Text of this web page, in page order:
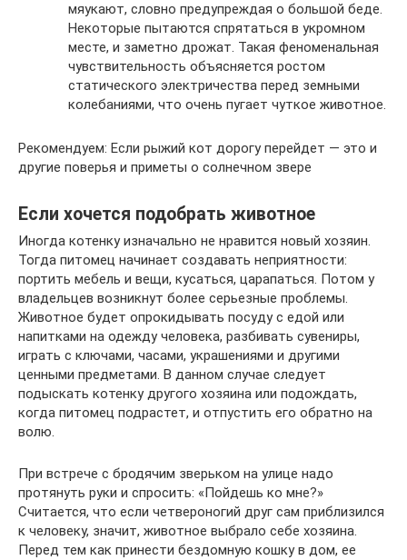
мяукают, словно предупреждая о большой беде.
Некоторые пытаются спрятаться в укромном
месте, и заметно дрожат. Такая феноменальная
чувствительность объясняется ростом
статического электричества перед земными
колебаниями, что очень пугает чуткое животное.
Рекомендуем: Если рыжий кот дорогу перейдет — это и
другие поверья и приметы о солнечном звере
Если хочется подобрать животное
Иногда котенку изначально не нравится новый хозяин.
Тогда питомец начинает создавать неприятности:
портить мебель и вещи, кусаться, царапаться. Потом у
владельцев возникнут более серьезные проблемы.
Животное будет опрокидывать посуду с едой или
напитками на одежду человека, разбивать сувениры,
играть с ключами, часами, украшениями и другими
ценными предметами. В данном случае следует
подыскать котенку другого хозяина или подождать,
когда питомец подрастет, и отпустить его обратно на
волю.
При встрече с бродячим зверьком на улице надо
протянуть руки и спросить: «Пойдешь ко мне?»
Считается, что если четвероногий друг сам приблизился
к человеку, значит, животное выбрало себе хозяина.
Перед тем как принести бездомную кошку в дом, ее